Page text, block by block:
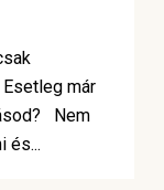
már
Nem
és...